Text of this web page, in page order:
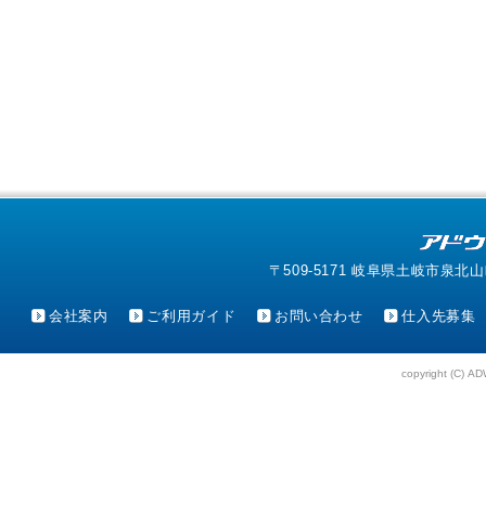
〒509-5171 岐阜県土岐市泉北
会社案内 ご利用ガイド お問い合わせ 仕入先募集
copyright (C)